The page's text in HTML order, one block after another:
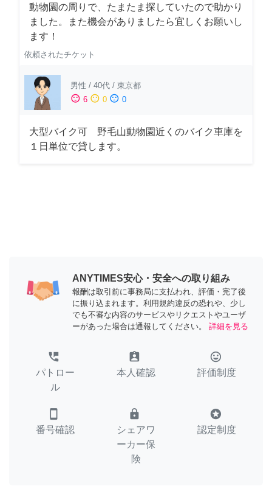
動物園の周りで、たまたま探していたので助かり
ました。また機会がありましたら宜しくお願いし
ます！
依頼されたチケット
男性 / 40代 / 東京都
sentiment_satisfied 6 sentiment_neutral 0 sentiment_dissatisfied 0
大型バイク可 野毛山動物園近くのバイク車庫を
１日単位で貸します。
ANYTIMES安心・安全への取り組み
報酬は取引前に事務局に支払われ、評価・完了後
に振り込まれます。利用規約違反の恐れや、少し
でも不審な内容のサービスやリクエストやユーザ
ーがあった場合は通報してください。
詳細を見る
perm_phone_msg
パトロー
ル
assignment_ind
本人確認
tag_faces
評価制度
smartphone
番号確認
lock
シェアワ
ーカー保
険
stars
認定制度